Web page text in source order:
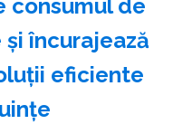
consumul de
încurajează
eficiente